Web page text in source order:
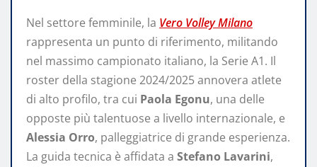
Nel settore femminile, la Vero Volley Milano
rappresenta un punto di riferimento, militando
nel massimo campionato italiano, la Serie A1. Il
roster della stagione 2024/2025 annovera atlete
di alto profilo, tra cui Paola Egonu, una delle
opposte più talentuose a livello internazionale, e
Alessia Orro, palleggiatrice di grande esperienza.
La guida tecnica è affidata a Stefano Lavarini,